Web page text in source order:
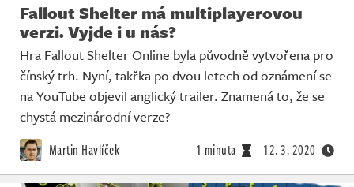
Fallout Shelter má multiplayerovou
verzi. Vyjde i u nás?
Hra Fallout Shelter Online byla původně vytvořena pro
čínský trh. Nyní, takřka po dvou letech od oznámení se
na YouTube objevil anglický trailer. Znamená to, že se
chystá mezinárodní verze?
Martin Havlíček 1 minuta 12. 3. 2020